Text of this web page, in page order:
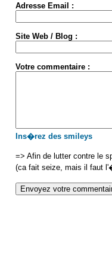
Adresse Email :
Site Web / Blog :
Votre commentaire :
Ins�rez des smileys
=> Afin de lutter contre le
(ca fait seize, mais il faut